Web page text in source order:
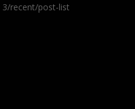
3/recent/post-list